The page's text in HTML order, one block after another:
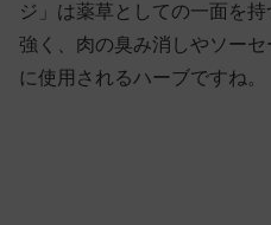
ジ」は薬草としての一面を
強く、肉の臭み消しやソー
に使用されるハーブですね。